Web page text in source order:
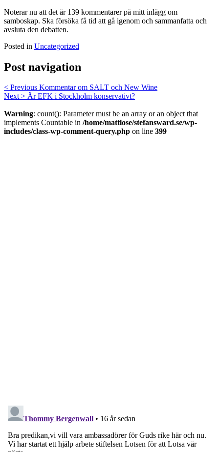
Noterar nu att det är 139 kommentarer på mitt inlägg om
samboskap. Ska försöka få tid att gå igenom och sammanfatta och
avsluta den debatten.
Posted in Uncategorized
Post navigation
< Previous Kommentar om SALT och New Wine
Next > Är EFK i Stockholm konservativt?
Warning: count(): Parameter must be an array or an object that
implements Countable in /home/mattlose/stefansward.se/wp-
includes/class-wp-comment-query.php on line 399